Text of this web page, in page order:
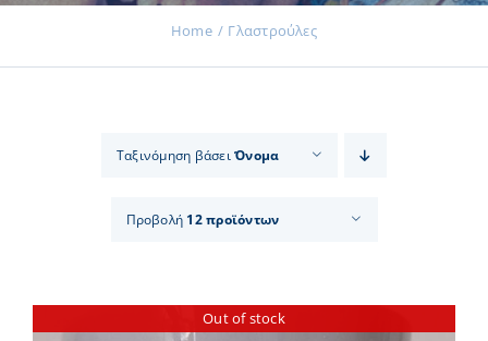
Home Γλαστρούλες
Ταξινόμηση βάσειΌνομα
Προβολή 12 προϊόντων
Out of stock